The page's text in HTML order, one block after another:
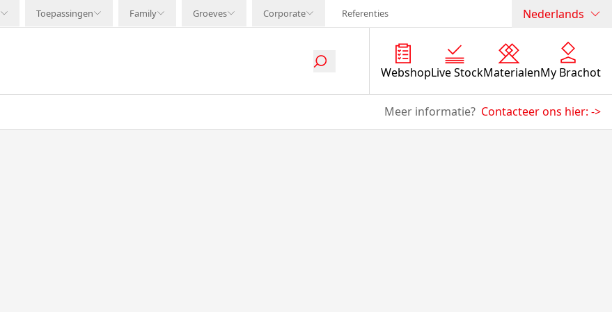
Toepassingen Family Groeves Corporate Referenties Nederlands
WebshopLive StockMaterialenMy Brachot
Meer informatie? Contacteer ons hier: ->